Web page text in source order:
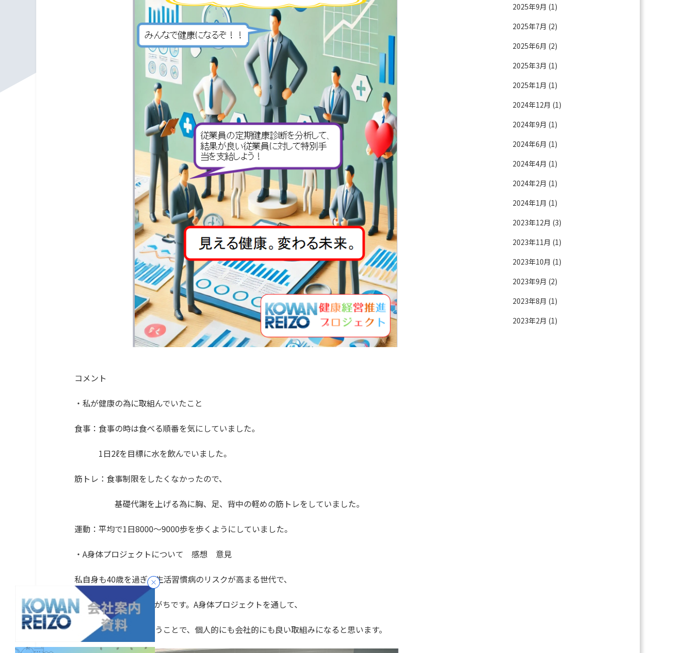
コメント
・私が健康の為に取組んでいたこと
食事：食事の時は食べる順番を気にしていました。
1日2ℓを目標に水を飲んでいました。
筋トレ：食事制限をしたくなかったので、
基礎代謝を上げる為に胸、足、背中の軽めの筋トレをしていました。
運動：平均で1日8000～9000歩を歩くようにしていました。
・A身体プロジェクトについて 感想 意見
私自身も40歳を過ぎ、生活習慣病のリスクが高まる世代で、
数値が悪くても放置しがちです。A身体プロジェクトを通して、
一人一人が目標に向かうことで、個人的にも会社的にも良い取組みになると思います。
2025年9月 (1)
2025年7月 (2)
2025年6月 (2)
2025年3月 (1)
2025年1月 (1)
2024年12月 (1)
2024年9月 (1)
2024年6月 (1)
2024年4月 (1)
2024年2月 (1)
2024年1月 (1)
2023年12月 (3)
2023年11月 (1)
2023年10月 (1)
2023年9月 (2)
2023年8月 (1)
2023年2月 (1)